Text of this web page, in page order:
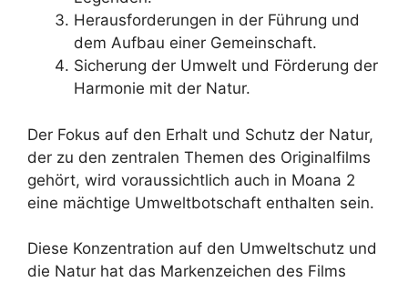
Herausforderungen in der Führung und
dem Aufbau einer Gemeinschaft.
Sicherung der Umwelt und Förderung der
Harmonie mit der Natur.
Der Fokus auf den Erhalt und Schutz der Natur,
der zu den zentralen Themen des Originalfilms
gehört, wird voraussichtlich auch in Moana 2
eine mächtige Umweltbotschaft enthalten sein.
Diese Konzentration auf den Umweltschutz und
die Natur hat das Markenzeichen des Films